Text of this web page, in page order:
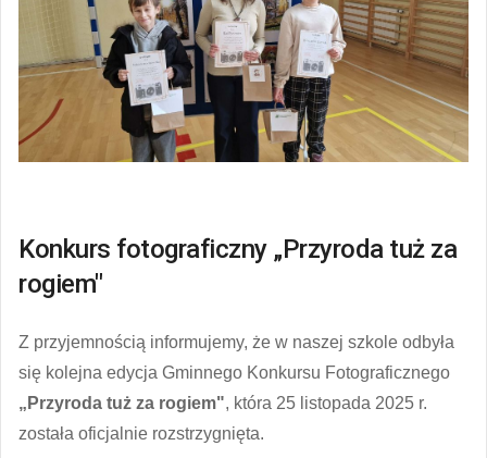
Konkurs fotograficzny „Przyroda tuż za
rogiem"
Z przyjemnością informujemy, że w naszej szkole odbyła
się kolejna edycja Gminnego Konkursu Fotograficznego
„Przyroda tuż za rogiem", która 25 listopada 2025 r.
została oficjalnie rozstrzygnięta.